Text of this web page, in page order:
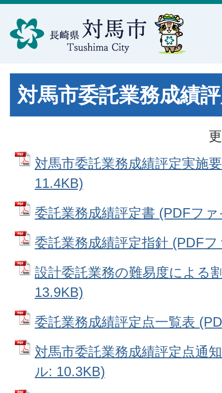
対馬市委託業務成績
対馬市委託業務成績評定実施
11.4KB)
委託業務成績評定書 (PDFフ
委託業務成績評定指針 (PDF
設計委託業務の難易度による
13.9KB)
委託業務成績評定点一覧表
対馬市委託業務成績評定点通
ル: 10.3KB)